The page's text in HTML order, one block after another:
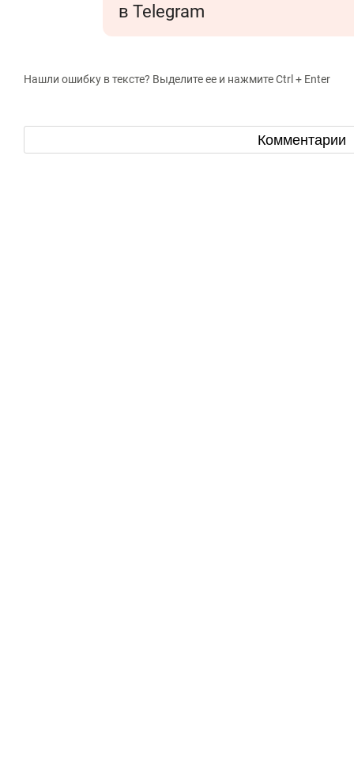
в Telegram
Нашли ошибку в тексте? Выделите ее и нажмите Ctrl + Enter
Комментарии